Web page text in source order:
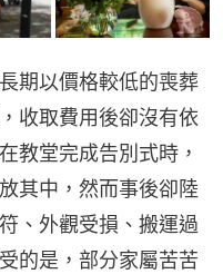
期以價格較低的喪葬
收取費用後卻沒有依
教堂完成告別式時，
其中，然而事後卻陸
、外觀受損、搬運過
的是，部分家屬苦苦